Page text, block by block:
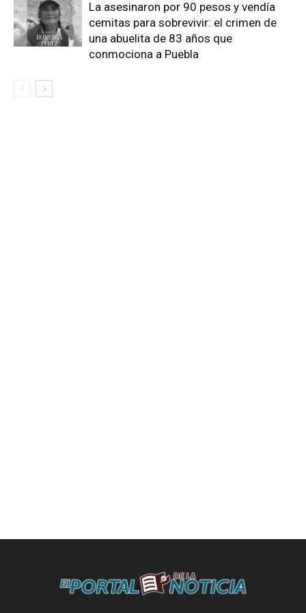
La asesinaron por 90 pesos y vendía
cemitas para sobrevivir: el crimen de
una abuelita de 83 años que
conmociona a Puebla